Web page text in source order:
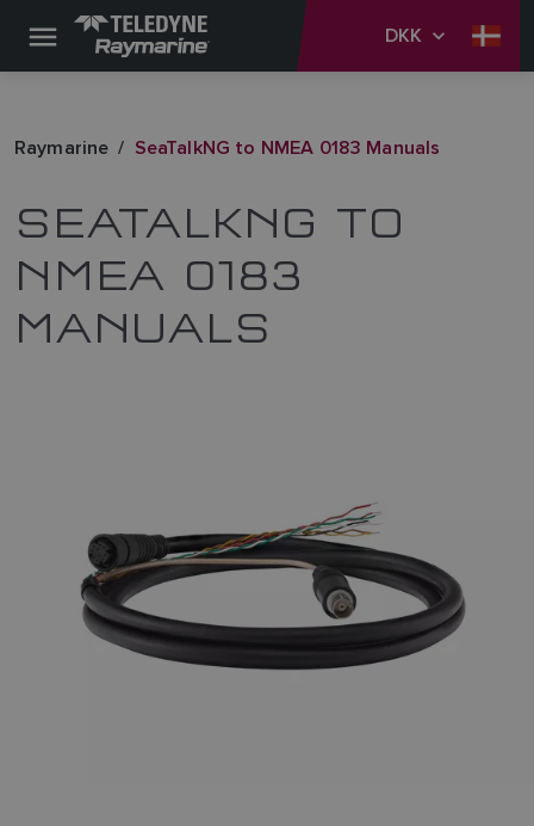
DKK
Raymarine SeaTalkNG to NMEA 0183 Manuals
SEATALKNG TO
NMEA 0183
MANUALS